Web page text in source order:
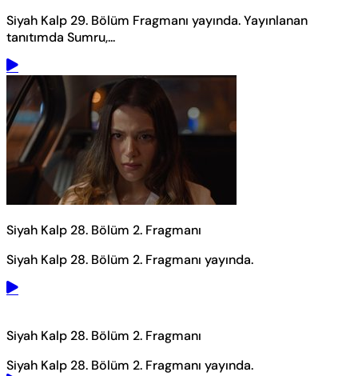
Siyah Kalp 29. Bölüm Fragmanı yayında.Yayınlanan
tanıtımda Sumru,...
Siyah Kalp 28. Bölüm 2. Fragmanı
Siyah Kalp 28. Bölüm 2. Fragmanı yayında.
Siyah Kalp 28. Bölüm 2. Fragmanı
Siyah Kalp 28. Bölüm 2. Fragmanı yayında.